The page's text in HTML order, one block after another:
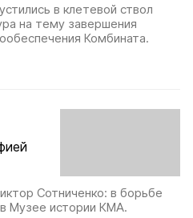
в клетевой ствол
на тему завершения
Комбината.
Сотниченко: в борьбе
Музее истории КМА.